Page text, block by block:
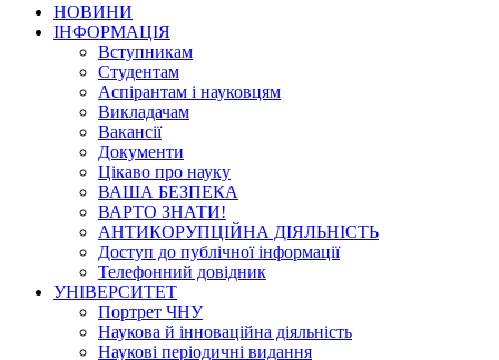
НОВИНИ
ІНФОРМАЦІЯ
Вступникам
Студентам
Аспірантам і науковцям
Викладачам
Вакансії
Документи
Цікаво про науку
ВАША БЕЗПЕКА
ВАРТО ЗНАТИ!
АНТИКОРУПЦІЙНА ДІЯЛЬНІСТЬ
Доступ до публічної інформації
Телефонний довідник
УНІВЕРСИТЕТ
Портрет ЧНУ
Наукова й інноваційна діяльність
Наукові періодичні видання